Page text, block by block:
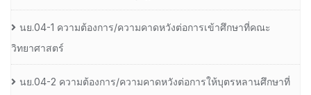
นย.04-1 ความต้องการ/ความคาดหวังต่อการเข้าศึกษาที่คณะ
วิทยาศาสตร์
นย.04-2 ความต้องการ/ความคาดหวังต่อการให้บุตรหลานศึกษาที่